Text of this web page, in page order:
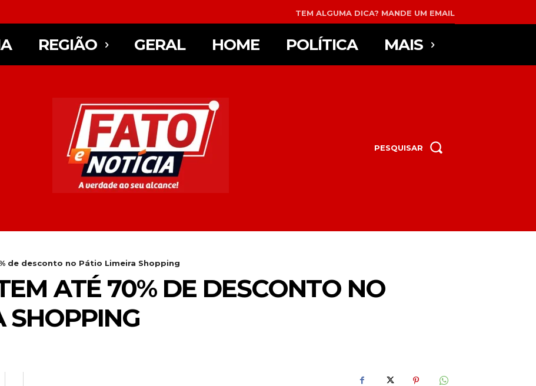
TEM ALGUMA DICA? MANDE UM EMAIL
REGIÃO GERAL HOME POLÍTICA MAIS
PESQUISAR
de desconto no Pátio Limeira Shopping
ATÉ 70% DE DESCONTO NO
SHOPPING